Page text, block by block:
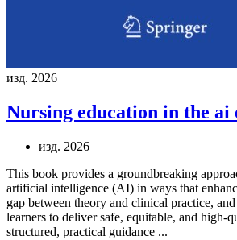
изд. 2026
Nursing education in the ai
изд. 2026
This book provides a groundbreaking
artificial intelligence (AI) in ways that
gap between theory and clinical practice,
learners to deliver safe, equitable, and high-
structured, practical guidance ...